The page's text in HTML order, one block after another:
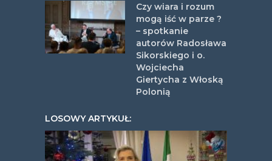
Czy wiara i rozum
mogą iść w parze ?
– spotkanie
autorów Radosława
Sikorskiego i o.
Wojciecha
Giertycha z Włoską
Polonią
LOSOWY ARTYKUŁ: